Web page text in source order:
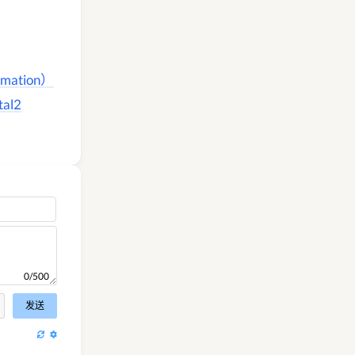
）
0/500
发送